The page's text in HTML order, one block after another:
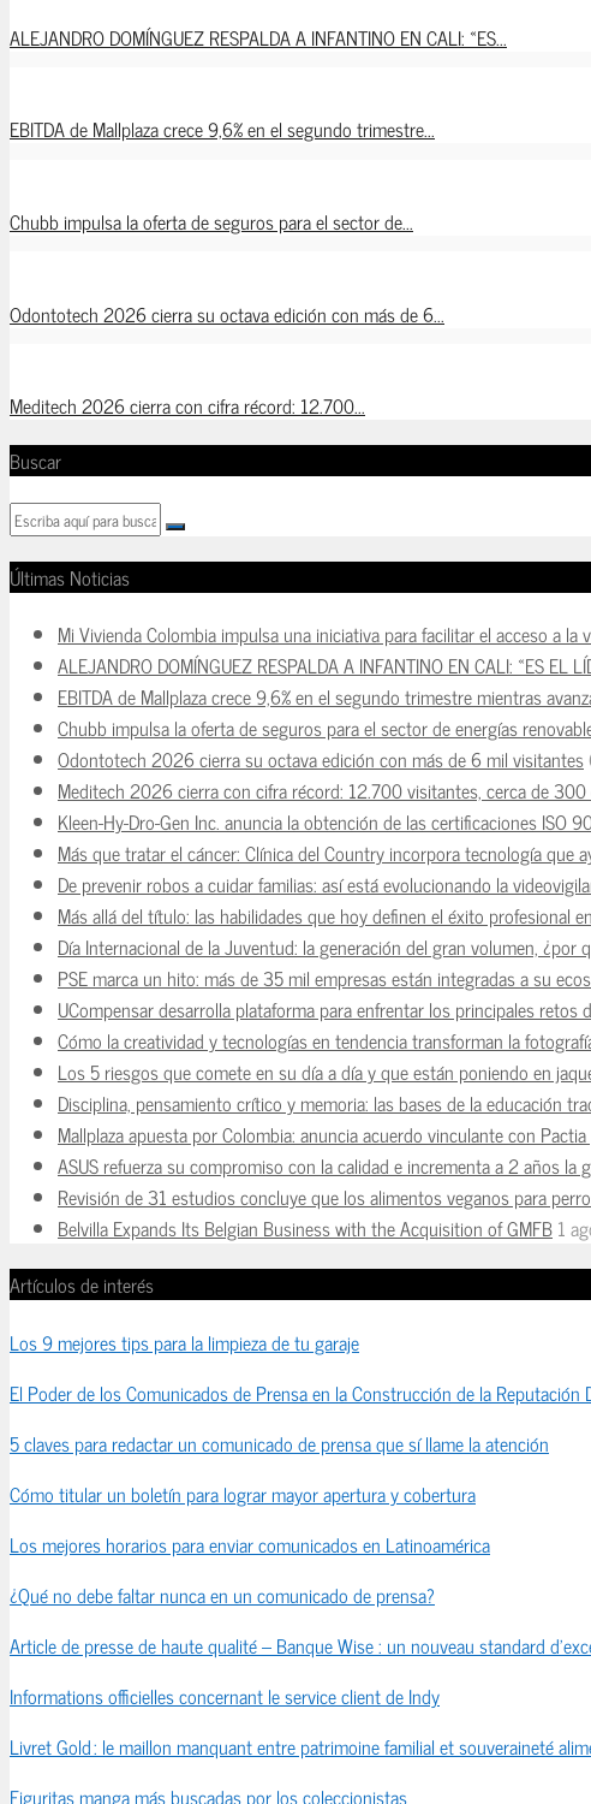
ALEJANDRO DOMÍNGUEZ RESPALDA A INFANTINO EN CALI: «ES...
EBITDA de Mallplaza crece 9,6% en el segundo trimestre...
Chubb impulsa la oferta de seguros para el sector de...
Odontotech 2026 cierra su octava edición con más de 6...
Meditech 2026 cierra con cifra récord: 12.700...
Buscar
Últimas Noticias
Mi Vivienda Colombia impulsa una iniciativa para facilitar el acceso a la
ALEJANDRO DOMÍNGUEZ RESPALDA A INFANTINO EN CALI: «ES EL
EBITDA de Mallplaza crece 9,6% en el segundo trimestre mientras
Chubb impulsa la oferta de seguros para el sector de energías
Odontotech 2026 cierra su octava edición con más de 6 mil visitantes
Meditech 2026 cierra con cifra récord: 12.700 visitantes, cerca de
Kleen-Hy-Dro-Gen Inc. anuncia la obtención de las certificaciones ISO
Más que tratar el cáncer: Clínica del Country incorpora tecnología que
De prevenir robos a cuidar familias: así está evolucionando la
Más allá del título: las habilidades que hoy definen el éxito profesional
Día Internacional de la Juventud: la generación del gran volumen,
PSE marca un hito: más de 35 mil empresas están integradas a su
UCompensar desarrolla plataforma para enfrentar los principales retos
Cómo la creatividad y tecnologías en tendencia transforman la
Los 5 riesgos que comete en su día a día y que están poniendo en
Disciplina, pensamiento crítico y memoria: las bases de la educación
Mallplaza apuesta por Colombia: anuncia acuerdo vinculante con
ASUS refuerza su compromiso con la calidad e incrementa a 2 años
Revisión de 31 estudios concluye que los alimentos veganos para
Belvilla Expands Its Belgian Business with the Acquisition of GMFB1
Artículos de interés
Los 9 mejores tips para la limpieza de tu garaje
El Poder de los Comunicados de Prensa en la Construcción de la Reputación
5 claves para redactar un comunicado de prensa que sí llame la atención
Cómo titular un boletín para lograr mayor apertura y cobertura
Los mejores horarios para enviar comunicados en Latinoamérica
¿Qué no debe faltar nunca en un comunicado de prensa?
Article de presse de haute qualité – Banque Wise : un nouveau standard
Informations officielles concernant le service client de Indy
Livret Gold : le maillon manquant entre patrimoine familial et souveraineté
Figuritas manga más buscadas por los coleccionistas